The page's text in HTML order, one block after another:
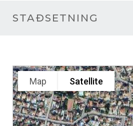
STAÐSETNING
Map Satellite